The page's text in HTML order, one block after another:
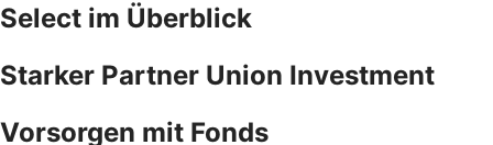
Select im Überblick
Starker Partner Union Investment
Vorsorgen mit Fonds